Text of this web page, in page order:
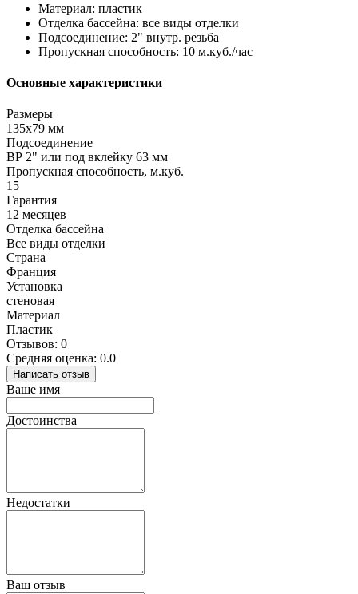
Материал: пластик
Отделка бассейна: все виды отделки
Подсоединение: 2" внутр. резьба
Пропускная способность: 10 м.куб./час
Основные характеристики
Размеры
135х79 мм
Подсоединение
ВР 2" или под вклейку 63 мм
Пропускная способность, м.куб.
15
Гарантия
12 месяцев
Отделка бассейна
Все виды отделки
Страна
Франция
Установка
стеновая
Материал
Пластик
Отзывов: 0
Средняя оценка: 0.0
Написать отзыв
Ваше имя
Достоинства
Недостатки
Ваш отзыв